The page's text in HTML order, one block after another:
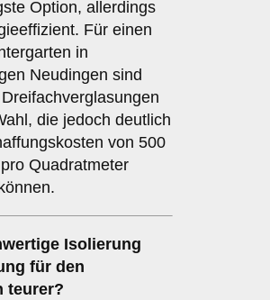
Option, allerdings
Für einen
in
Neudingen sind
die jedoch deutlich
von 500
Quadratmeter
Isolierung
für den
teurer?